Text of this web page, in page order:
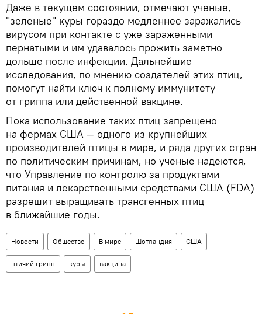
Даже в текущем состоянии, отмечают ученые,
"зеленые" куры гораздо медленнее заражались
вирусом при контакте с уже зараженными
пернатыми и им удавалось прожить заметно
дольше после инфекции. Дальнейшие
исследования, по мнению создателей этих птиц,
помогут найти ключ к полному иммунитету
от гриппа или действенной вакцине.
Пока использование таких птиц запрещено
на фермах США — одного из крупнейших
производителей птицы в мире, и ряда других стран
по политическим причинам, но ученые надеются,
что Управление по контролю за продуктами
питания и лекарственными средствами США (FDA)
разрешит выращивать трансгенных птиц
в ближайшие годы.
Новости Общество В мире Шотландия США
птичий грипп куры вакцина